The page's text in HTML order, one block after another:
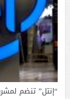
“إنتل” تنضم